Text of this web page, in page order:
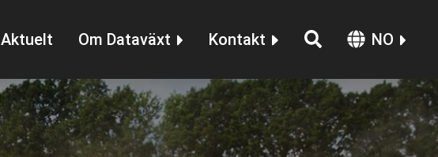
NO
Aktuelt Om Dataväxt Kontakt